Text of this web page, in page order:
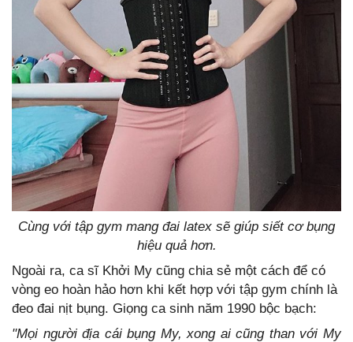
Cùng với tập gym mang đai latex sẽ giúp siết cơ bụng
hiệu quả hơn.
Ngoài ra, ca sĩ Khởi My cũng chia sẻ một cách để có
vòng eo hoàn hảo hơn khi kết hợp với tập gym chính là
đeo đai nịt bụng. Giọng ca sinh năm 1990 bộc bạch:
"Mọi người địa cái bụng My, xong ai cũng than với My